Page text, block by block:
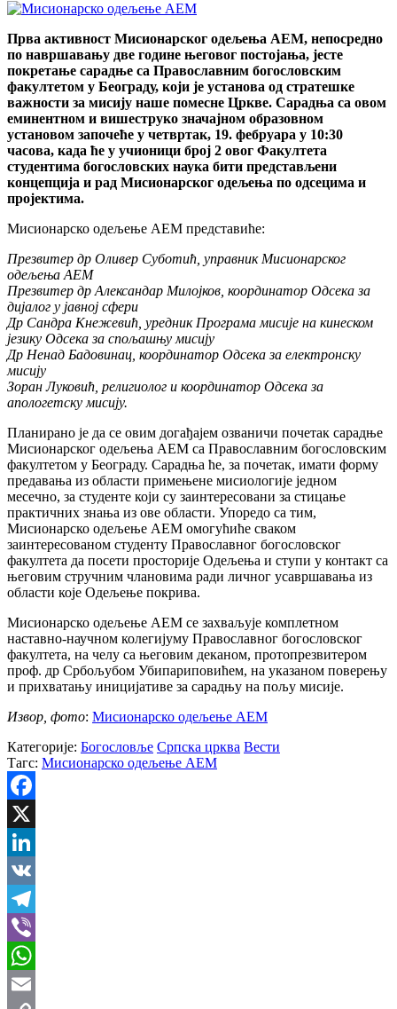
Прва активност Мисионарског одељења АЕМ, непосредно
по навршавању две године његовог постојања, јесте
покретање сарадње са Православним богословским
факултетом у Београду, који је установа од стратешке
важности за мисију наше помесне Цркве. Сарадња са овом
еминентном и вишеструко значајном образовном
установом започеће у четвртак, 19. фебруара у 10:30
часова, када ће у учионици број 2 овог Факултета
студентима богословских наука бити представљени
концепција и рад Мисионарског одељења по одсецима и
пројектима.
Мисионарско одељење АЕМ представиће:
Презвитер др Оливер Суботић, управник Мисионарског
одељења АЕМ
Презвитер др Александар Милојков, координатор Одсека за
дијалог у јавној сфери
Др Сандра Кнежевић, уредник Програма мисије на кинеском
језику Одсека за спољашњу мисију
Др Ненад Бадовинац, координатор Одсека за електронску
мисију
Зоран Луковић, религиолог и координатор Одсека за
апологетску мисију.
Планирано је да се овим догађајем озваничи почетак сарадње
Мисионарског одељења АЕМ са Православним богословским
факултетом у Београду. Сарадња ће, за почетак, имати форму
предавања из области примењене мисиологије једном
месечно, за студенте који су заинтересовани за стицање
практичних знања из ове области. Упоредо са тим,
Мисионарско одељење АЕМ омогућиће сваком
заинтересованом студенту Православног богословског
факултета да посети просторије Одељења и ступи у контакт са
његовим стручним члановима ради личног усавршавања из
области које Одељење покрива.
Мисионарско одељење АЕМ се захваљује комплетном
наставно-научном колегијуму Православног богословског
факултета, на челу са његовим деканом, протопрезвитером
проф. др Србољубом Убипариповићем, на указаном поверењу
и прихватању иницијативе за сарадњу на пољу мисије.
Извор, фото: Мисионарско одељење АЕМ
Категорије: Богословље Српска црква Вести
Тагс: Мисионарско одељење АЕМ
Facebook
X
LinkedIn
VK
Telegram
Viber
WhatsApp